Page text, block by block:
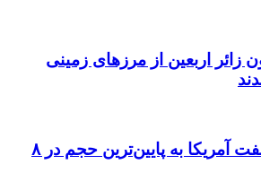
۳ میلیون زائر اربعین از مرزهای زمینی
افت صادرات نفت آمریکا به پایین‌ترین حجم در ۸